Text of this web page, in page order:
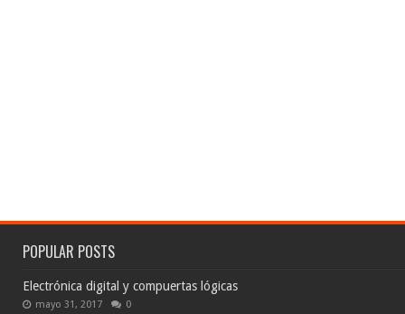
POPULAR POSTS
Electrónica digital y compuertas lógicas
mayo 31, 2017 0